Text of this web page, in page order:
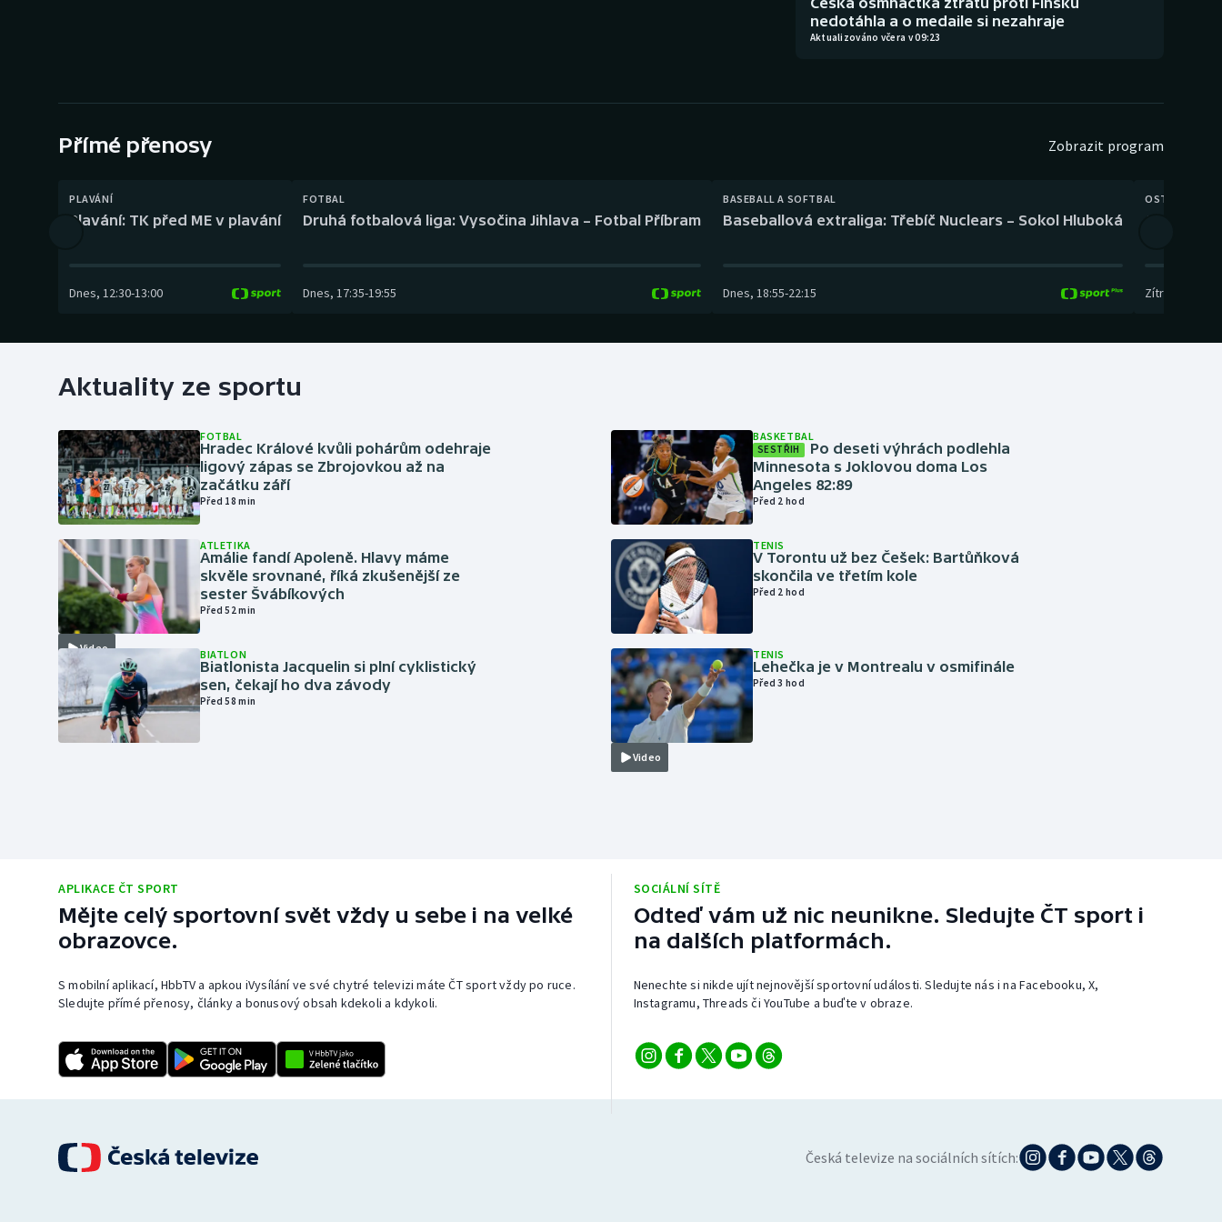
Gymnastika Plážový volejbal
nedotáhla a o medaile si nezahraje
Aktualizováno včera v 09:23
Přímé přenosy Zobrazit program
PLAVÁNÍ
Plavání: TK před ME v plavání
Dnes, 12:30-13:00
FOTBAL
Druhá fotbalová liga: Vysočina Jihlava – Fotbal Příbram
Dnes, 17:35-19:55
BASEBALL A SOFTBAL
Baseballová extraliga: Třebíč Nuclears – Sokol Hluboká
Dnes, 18:55-22:15
OSTATNÍ
Zítra
Aktuality ze sportu
FOTBAL
Hradec Králové kvůli pohárům odehraje
ligový zápas se Zbrojovkou až na
začátku září
Před 18 min
Video
ATLETIKA
Amálie fandí Apoleně. Hlavy máme
skvěle srovnané, říká zkušenější ze
sester Švábíkových
Před 52 min
BIATLON
Biatlonista Jacquelin si plní cyklistický
sen, čekají ho dva závody
Před 58 min
BASKETBAL
SESTŘIH
Po deseti výhrách podlehla
Minnesota s Joklovou doma Los
Angeles 82:89
Před 2 hod
TENIS
V Torontu už bez Češek: Bartůňková
skončila ve třetím kole
Před 2 hod
Video
TENIS
Lehečka je v Montrealu v osmifinále
Před 3 hod
APLIKACE ČT SPORT
Mějte celý sportovní svět vždy u sebe i na velké
obrazovce.
S mobilní aplikací, HbbTV a apkou iVysílání ve své chytré televizi máte ČT sport vždy po ruce.
Sledujte přímé přenosy, články a bonusový obsah kdekoli a kdykoli.
SOCIÁLNÍ SÍTĚ
Odteď vám už nic neunikne. Sledujte ČT sport i
na dalších platformách.
Nenechte si nikde ujít nejnovější sportovní události. Sledujte nás i na Facebooku, X,
Instagramu, Threads či YouTube a buďte v obraze.
Česká televize na sociálních sítích: